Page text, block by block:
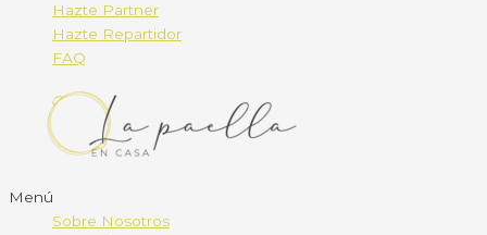
Hazte Partner
Hazte Repartidor
FAQ
Menú
Sobre Nosotros